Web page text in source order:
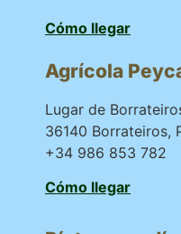
Cómo llegar
Agrícola
Lugar de
36140 Borrateiros,
+34 986 853 782
Cómo llegar